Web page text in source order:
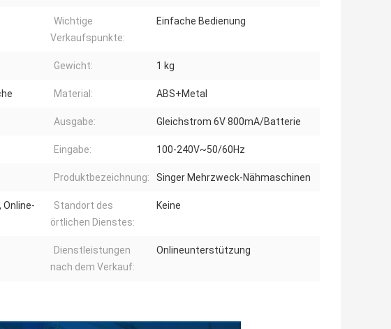
Wichtige
Verkaufspunkte:
Einfache Bedienung
Gewicht: 1 kg
Material: ABS+Metal
Ausgabe: Gleichstrom 6V 800mA/Batterie
Eingabe: 100-240V~50/60Hz
Produktbezeichnung: Singer Mehrzweck-Nähmaschinen
Standort des
örtlichen Dienstes:
Keine
Dienstleistungen
nach dem Verkauf:
Onlineunterstützung